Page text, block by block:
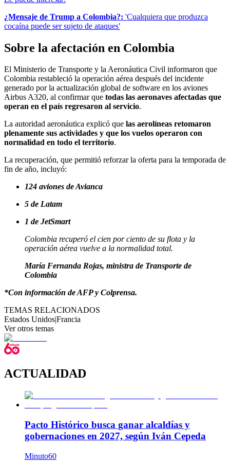
¿Mensaje de Trump a Colombia?: 'Cualquiera que produzca
cocaína puede ser sujeto de ataques'
Sobre la afectación en Colombia
El Ministerio de Transporte y la Aeronáutica Civil informaron que
Colombia restableció la operación aérea después del incidente
generado por la actualización global de software en los aviones
Airbus A320, al confirmar que todas las aeronaves afectadas que
operan en el país regresaron al servicio.
La autoridad aeronáutica explicó que las aerolíneas retomaron
plenamente sus actividades y que los vuelos operaron con
normalidad en todo el territorio.
La recuperación, que permitió reforzar la oferta para la temporada de
fin de año, incluyó:
124 aviones de Avianca
5 de Latam
1 de JetSmart
Colombia recuperó el cien por ciento de su flota y la
operación aérea vuelve a la normalidad total.
María Fernanda Rojas, ministra de Transporte de
Colombia
*Con información de AFP y Colprensa.
TEMAS RELACIONADOS
Estados Unidos|Francia
Ver otros temas
ACTUALIDAD
Pacto Histórico busca ganar alcaldías y
gobernaciones en 2027, según Iván Cepeda
Minuto60